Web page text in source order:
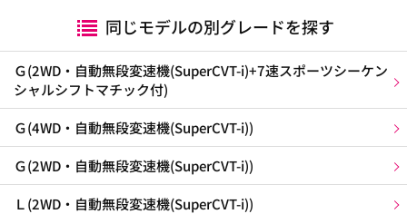
同じモデルの別グレードを探す
Ｇ(2WD・自動無段変速機(SuperCVT-i)+7速スポーツシーケン
シャルシフトマチック付)
Ｇ(4WD・自動無段変速機(SuperCVT-i))
Ｇ(2WD・自動無段変速機(SuperCVT-i))
Ｌ(2WD・自動無段変速機(SuperCVT-i))